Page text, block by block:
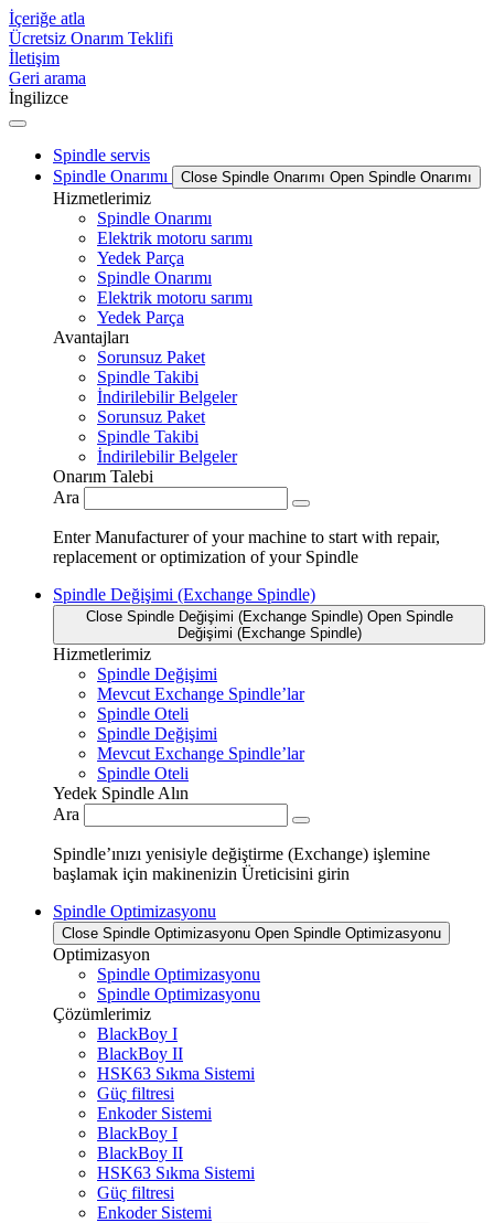
İçeriğe atla
Ücretsiz Onarım Teklifi
İletişim
Geri arama
İngilizce
Spindle servis
Spindle Onarımı
Close Spindle Onarımı Open Spindle Onarımı
Hizmetlerimiz
Spindle Onarımı
Elektrik motoru sarımı
Yedek Parça
Spindle Onarımı
Elektrik motoru sarımı
Yedek Parça
Avantajları
Sorunsuz Paket
Spindle Takibi
İndirilebilir Belgeler
Sorunsuz Paket
Spindle Takibi
İndirilebilir Belgeler
Onarım Talebi
Ara
Enter Manufacturer of your machine to start with repair,
replacement or optimization of your Spindle
Spindle Değişimi (Exchange Spindle)
Close Spindle Değişimi (Exchange Spindle) Open Spindle
Değişimi (Exchange Spindle)
Hizmetlerimiz
Spindle Değişimi
Mevcut Exchange Spindle’lar
Spindle Oteli
Spindle Değişimi
Mevcut Exchange Spindle’lar
Spindle Oteli
Yedek Spindle Alın
Ara
Spindle’ınızı yenisiyle değiştirme (Exchange) işlemine
başlamak için makinenizin Üreticisini girin
Spindle Optimizasyonu
Close Spindle Optimizasyonu Open Spindle Optimizasyonu
Optimizasyon
Spindle Optimizasyonu
Spindle Optimizasyonu
Çözümlerimiz
BlackBoy I
BlackBoy II
HSK63 Sıkma Sistemi
Güç filtresi
Enkoder Sistemi
BlackBoy I
BlackBoy II
HSK63 Sıkma Sistemi
Güç filtresi
Enkoder Sistemi